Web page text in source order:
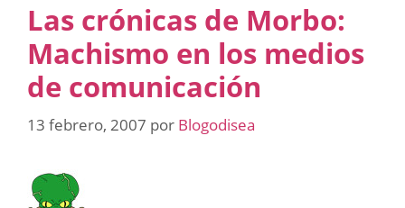
Las crónicas de Morbo:
Machismo en los medios
de comunicación
13 febrero, 2007 por Blogodisea